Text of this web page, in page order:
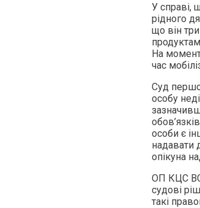
У справі,
рідного
що він
На
час
Суд
особу
особи є
надавати
опікуна
ОП КЦС ВС
судові
такі